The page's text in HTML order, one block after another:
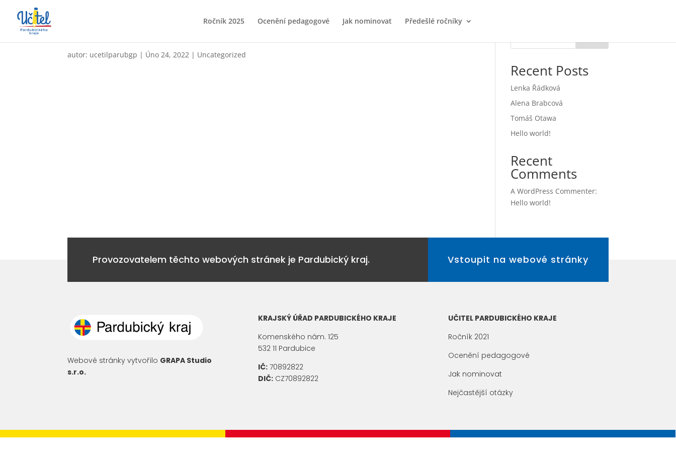
Ročník 2025 Ocenění pedagogové Jak nominovat Předešlé ročníky
autor: ucetilparubgp | Úno 24, 2022 | Uncategorized
Recent Posts
Lenka Řádková
Alena Brabcová
Tomáš Otawa
Hello world!
Recent
Comments
A WordPress Commenter:
Hello world!
Provozovatelem těchto webových stránek je Pardubický kraj. Vstoupit na webové stránky
Webové stránky vytvořilo GRAPA Studio
s.r.o.
KRAJSKÝ ÚŘAD PARDUBICKÉHO KRAJE
Komenského nám. 125
532 11 Pardubice
IČ:70892822
DIČ:CZ70892822
UČITEL PARDUBICKÉHO KRAJE
Ročník 2021
Ocenění pedagogové
Jak nominovat
Nejčastější otázky